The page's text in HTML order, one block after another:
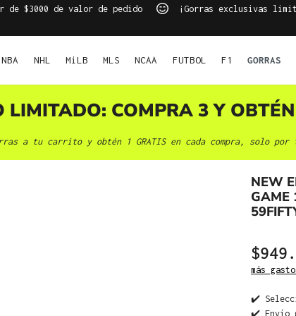
$3000 de valor de pedido ¡Gorras exclusivas
NBA NHL MiLB MLS NCAA FUTBOL F1 GORRAS
LIMITADO: COMPRA 3 Y
a tu carrito y obtén 1 GRATIS en cada compra, solo
NEW
GAME
más
✔️
✔️ Envío